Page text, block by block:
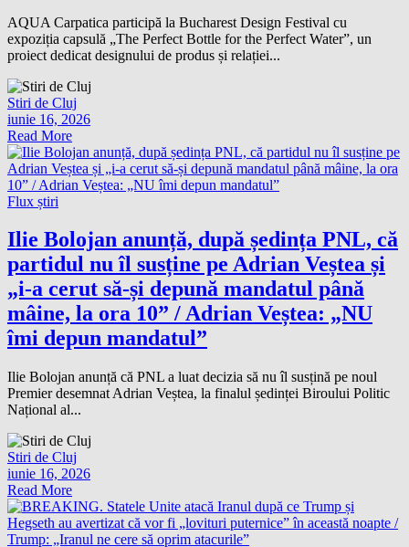
AQUA Carpatica participă la Bucharest Design Festival cu
expoziția capsulă „The Perfect Bottle for the Perfect Water”, un
proiect dedicat designului de produs și relației...
Stiri de Cluj
iunie 16, 2026
Read More
Flux știri
Ilie Bolojan anunță, după ședința PNL, că
partidul nu îl susține pe Adrian Veștea și
„i-a cerut să-și depună mandatul până
mâine, la ora 10” / Adrian Veștea: „NU
îmi depun mandatul”
Ilie Bolojan anunță că PNL a luat decizia să nu îl susțină pe noul
Premier desemnat Adrian Veștea, la finalul ședinței Biroului Politic
Național al...
Stiri de Cluj
iunie 16, 2026
Read More